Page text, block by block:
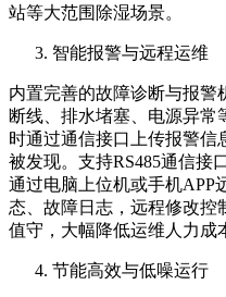
站等大范围除湿场景。
智能报警与远程运维
内置完善的故障诊断与报警
断线、排水堵塞、电源异常
时通过通信接口上传报警信
被发现。支持RS485通信接
通过电脑上位机或手机APP
态、故障日志，远程修改控
值守，大幅降低运维人力成
节能高效与低噪运行